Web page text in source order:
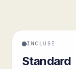
INCLUSE
Standard